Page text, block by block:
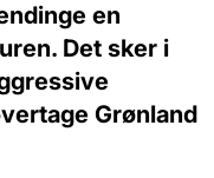
en
Det sker i
Grønland